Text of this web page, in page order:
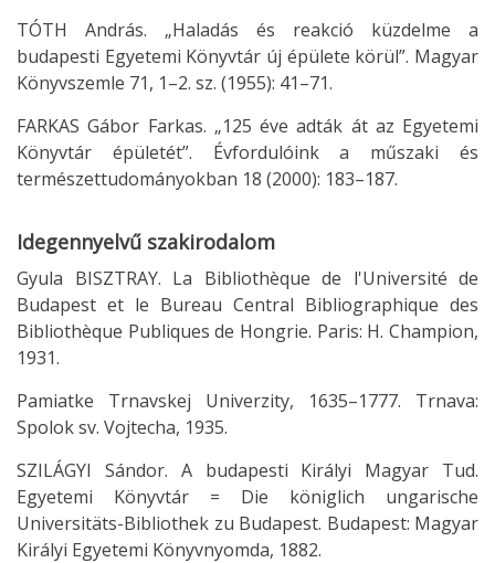
TÓTH András. „Haladás és reakció küzdelme a
budapesti Egyetemi Könyvtár új épülete körül”. Magyar
Könyvszemle 71, 1–2. sz. (1955): 41–71.
FARKAS Gábor Farkas. „125 éve adták át az Egyetemi
Könyvtár épületét”. Évfordulóink a műszaki és
természettudományokban 18 (2000): 183–187.
Idegennyelvű szakirodalom
Gyula BISZTRAY. La Bibliothèque de l'Université de
Budapest et le Bureau Central Bibliographique des
Bibliothèque Publiques de Hongrie. Paris: H. Champion,
1931.
Pamiatke Trnavskej Univerzity, 1635–1777. Trnava:
Spolok sv. Vojtecha, 1935.
SZILÁGYI Sándor. A budapesti Királyi Magyar Tud.
Egyetemi Könyvtár = Die königlich ungarische
Universitäts-Bibliothek zu Budapest. Budapest: Magyar
Királyi Egyetemi Könyvnyomda, 1882.